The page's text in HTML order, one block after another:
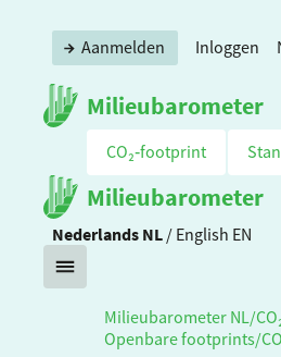
Milieubarometer
Aanmelden Inloggen
CO₂‑footprint
Milieubarometer
Nederlands NL / English EN
Milieubarometer NL /
Openbare footprints/